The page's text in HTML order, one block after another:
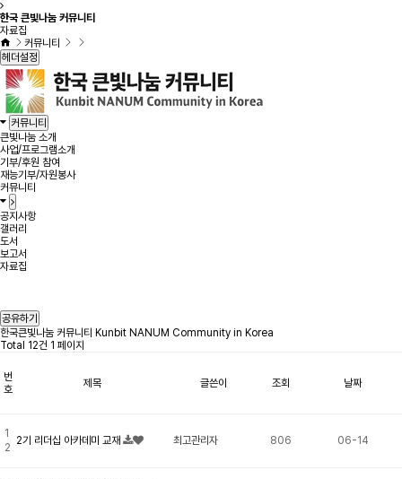
한국 큰빛나눔 커뮤니티
자료집
커뮤니티
헤더설정
커뮤니티
큰빛나눔 소개
사업/프로그램소개
기부/후원 참여
재능기부/자원봉사
커뮤니티
공지사항
갤러리
도서
보고서
자료집
공유하기
한국큰빛나눔 커뮤니티 Kunbit NANUM Community in Korea
Total 12건 1 페이지
번
호
제목 글쓴이 조회 날짜
1
2
2기 리더십 아카데미 교재 최고관리자 806 06-14